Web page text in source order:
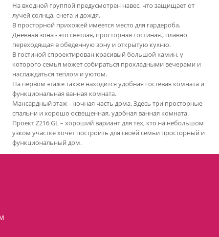
На входной группой предусмотрен навес, что защищает от
лучей солнца, снега и дождя.
В просторной прихожей имеется место для гардероба.
Дневная зона - это светлая, просторная гостиная., плавно
переходящая в обеденную зону и открытую кухню.
В гостиной спроектирован красивый большой камин, у
которого семья может собираться прохладными вечерами и
наслаждаться теплом и уютом.
На первом этаже также находится удобная гостевая комната и
функциональная ванная комната.
Мансардный этаж - ночная часть дома. Здесь три просторные
спальни и хорошо освещенная, удобная ванная комната.
Проект Z216 GL – хороший вариант для тех, кто на небольшом
узком участке хочет построить для своей семьи просторный и
функциональный дом.